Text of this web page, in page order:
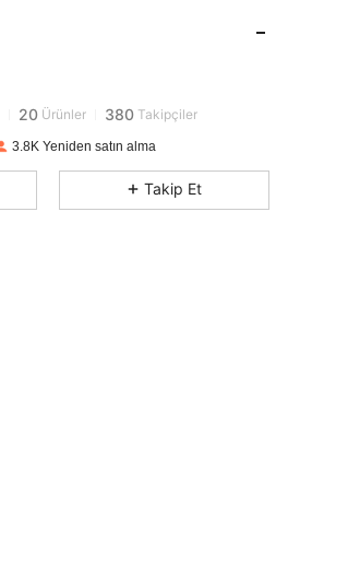
20 Ürünler 380 Takipçiler
20
380
380
20
380
3.8K Yeniden satın alma
Takip Et